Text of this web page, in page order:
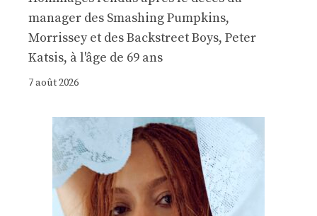
manager des Smashing Pumpkins,
Morrissey et des Backstreet Boys, Peter
Katsis, à l'âge de 69 ans
7 août 2026